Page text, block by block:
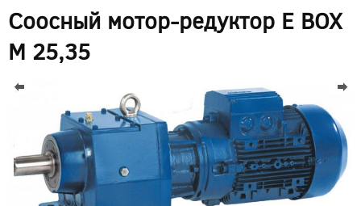
Соосный мотор-редуктор E BOX
M 25,35